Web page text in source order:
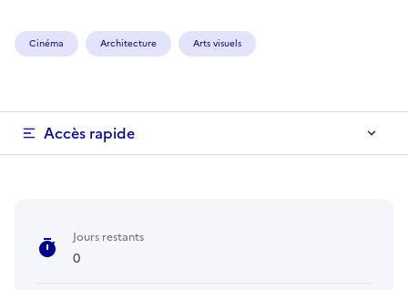
Cinéma Architecture Arts visuels
Accès rapide
Jours restants
0